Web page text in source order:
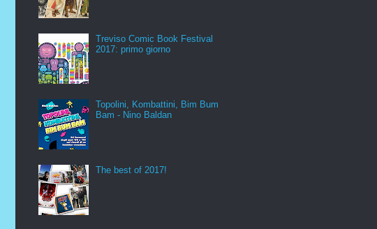
Treviso Comic Book Festival
2017: primo giorno
Topolini, Kombattini, Bim Bum
Bam - Nino Baldan
The best of 2017!